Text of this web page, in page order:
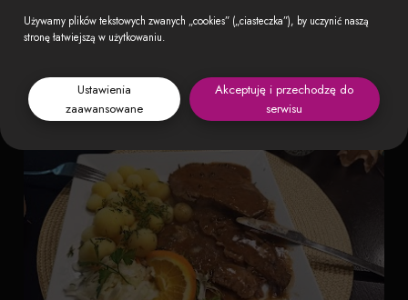
Używamy plików tekstowych zwanych „cookies” („ciasteczka”), by uczynić naszą
stronę łatwiejszą w użytkowaniu.
Ustawienia
zaawansowane
Akceptuję i przechodzę do
serwisu